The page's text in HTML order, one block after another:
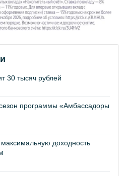
30 тысяч рублей
программы «Амбассадоры
доходность